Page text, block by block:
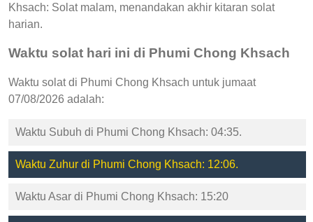
Khsach: Solat malam, menandakan akhir kitaran solat
harian.
Waktu solat hari ini di Phumi Chong Khsach
Waktu solat di Phumi Chong Khsach untuk jumaat
07/08/2026 adalah:
Waktu Subuh di Phumi Chong Khsach: 04:35.
Waktu Zuhur di Phumi Chong Khsach: 12:06.
Waktu Asar di Phumi Chong Khsach: 15:20